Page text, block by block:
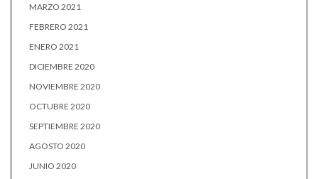
MARZO 2021
FEBRERO 2021
ENERO 2021
DICIEMBRE 2020
NOVIEMBRE 2020
OCTUBRE 2020
SEPTIEMBRE 2020
AGOSTO 2020
JUNIO 2020